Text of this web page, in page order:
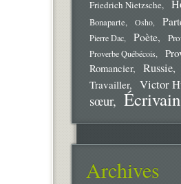
Friedrich Nietzsche
Bonaparte
Osho
Pierre Dac Poète
Proverbe Québécois
Romancier Russie
Travailler Victor
sœur
Écrivain
Archives